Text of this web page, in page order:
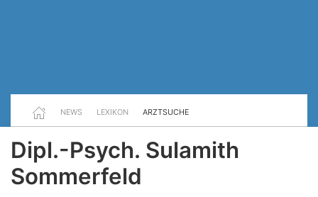
NEWS LEXIKON ARZTSUCHE
Dipl.-Psych. Sulamith
Sommerfeld